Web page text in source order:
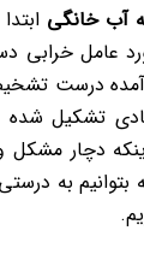
آب خانگی
عامل خرابی
درست
تشکیل شده
دچار
به